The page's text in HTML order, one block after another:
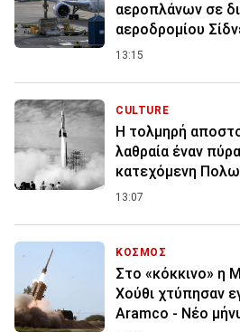
αεροπλάνων σε
αεροδρομίου
13:15
CULTURE
Η τολμηρή
λαθραία έναν
κατεχόμενη
13:07
ΚΟΣΜΟΣ
Στο «κόκκινο» η
Χούθι χτύπησαν
Aramco - Νέο